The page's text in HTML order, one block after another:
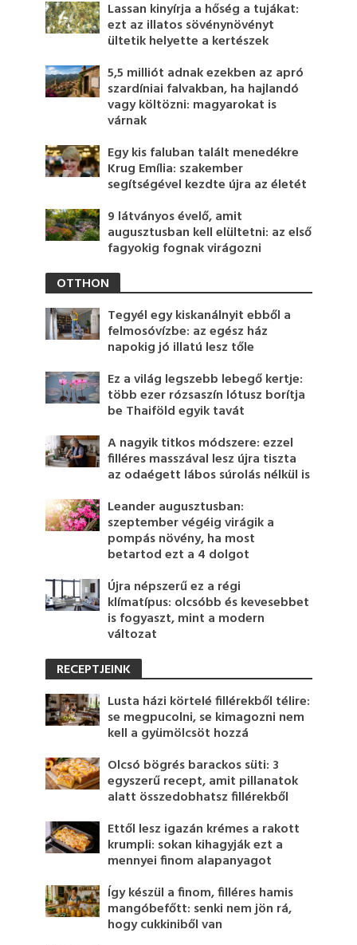
Lassan kinyírja a hőség a tujákat:
ezt az illatos sövénynövényt
ültetik helyette a kertészek
5,5 milliót adnak ezekben az apró
szardíniai falvakban, ha hajlandó
vagy költözni: magyarokat is
várnak
Egy kis faluban talált menedékre
Krug Emília: szakember
segítségével kezdte újra az életét
9 látványos évelő, amit
augusztusban kell elültetni: az első
fagyokig fognak virágozni
OTTHON
Tegyél egy kiskanálnyit ebből a
felmosóvízbe: az egész ház
napokig jó illatú lesz tőle
Ez a világ legszebb lebegő kertje:
több ezer rózsaszín lótusz borítja
be Thaiföld egyik tavát
A nagyik titkos módszere: ezzel
filléres masszával lesz újra tiszta
az odaégett lábos súrolás nélkül is
Leander augusztusban:
szeptember végéig virágik a
pompás növény, ha most
betartod ezt a 4 dolgot
Újra népszerű ez a régi
klímatípus: olcsóbb és kevesebbet
is fogyaszt, mint a modern
változat
RECEPTJEINK
Lusta házi körtelé fillérekből télire:
se megpucolni, se kimagozni nem
kell a gyümölcsöt hozzá
Olcsó bögrés barackos süti: 3
egyszerű recept, amit pillanatok
alatt összedobhatsz fillérekből
Ettől lesz igazán krémes a rakott
krumpli: sokan kihagyják ezt a
mennyei finom alapanyagot
Így készül a finom, filléres hamis
mangóbefőtt: senki nem jön rá,
hogy cukkiniből van